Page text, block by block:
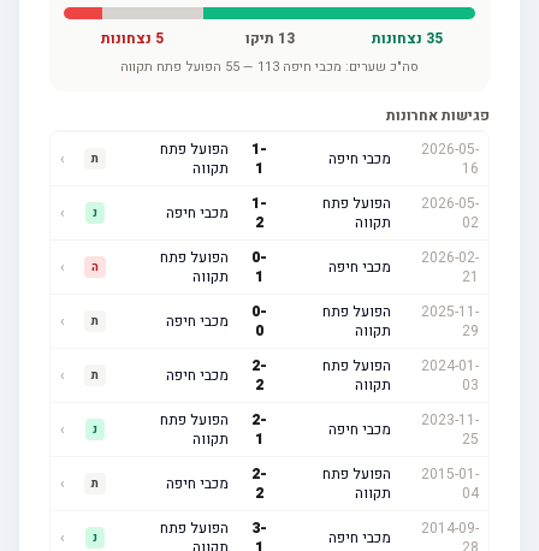
35נצחונות 13תיקו נצחונות
סה"כ שערים:מכבי חיפה 113
—
55 הפועל פתח תקווה
פגישות אחרונות
2026-05-
מכבי חיפה
הפועל פתח
תקווה
2026-05-
02
הפועל פתח
תקווה
מכבי חיפה
2026-02-
מכבי חיפה
הפועל פתח
תקווה
2025-11-
הפועל פתח
תקווה
מכבי חיפה
2024-01-
הפועל פתח
תקווה
מכבי חיפה
2023-11-
מכבי חיפה
הפועל פתח
תקווה
2015-01-
04
הפועל פתח
תקווה
מכבי חיפה
2014-09-
מכבי חיפה
הפועל פתח